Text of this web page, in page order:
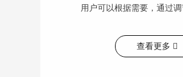
用户可以根据需要，通过调节电流，获得
查看更多